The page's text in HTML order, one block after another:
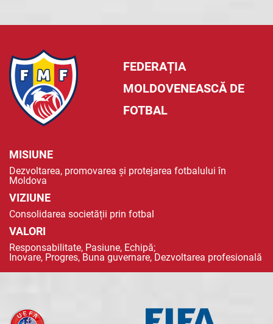
FEDERAȚIA
MOLDOVENEASCĂ DE
FOTBAL
MISIUNE
Dezvoltarea, promovarea și protejarea fotbalului în
Moldova
VIZIUNE
Consolidarea societății prin fotbal
VALORI
Responsabilitate, Pasiune, Echipă;
Inovare, Progres, Buna guvernare, Dezvoltarea profesională